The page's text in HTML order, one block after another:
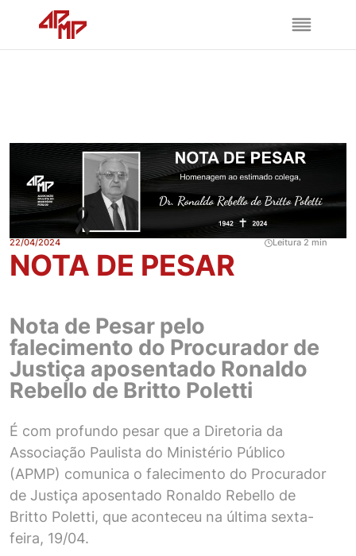
22/04/2024 Leitura 2 min
NOTA DE PESAR
Nota de Pesar pelo
falecimento do Procurador de
Justiça aposentado Ronaldo
Rebello de Britto Poletti
É com profundo pesar que a Diretoria da
Associação Paulista do Ministério Público
(APMP) comunica o falecimento do Procurador
de Justiça aposentado Ronaldo Rebello de
Britto Poletti, que aconteceu na última sexta-
feira, 19/04.